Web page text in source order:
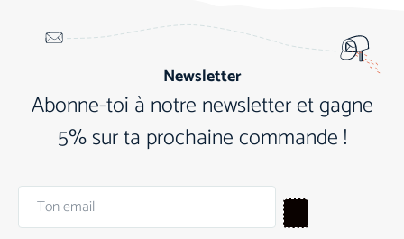
Newsletter
Abonne-toi à notre newsletter et gagne
5% sur ta prochaine commande !